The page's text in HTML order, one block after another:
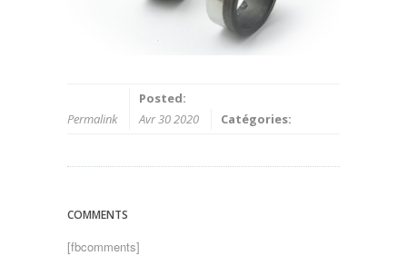
Permalink
Posted:
Avr 30 2020
Catégories:
COMMENTS
[fbcomments]